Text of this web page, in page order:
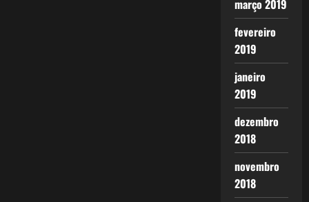
março 2019
fevereiro
2019
janeiro
2019
dezembro
2018
novembro
2018